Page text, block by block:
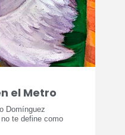
el Metro
Domínguez
te define como